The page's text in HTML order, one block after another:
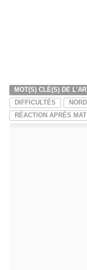
MOT(S) CLÉ(S) DE
DIFFICULTÉS
RÉACTION APRÈS